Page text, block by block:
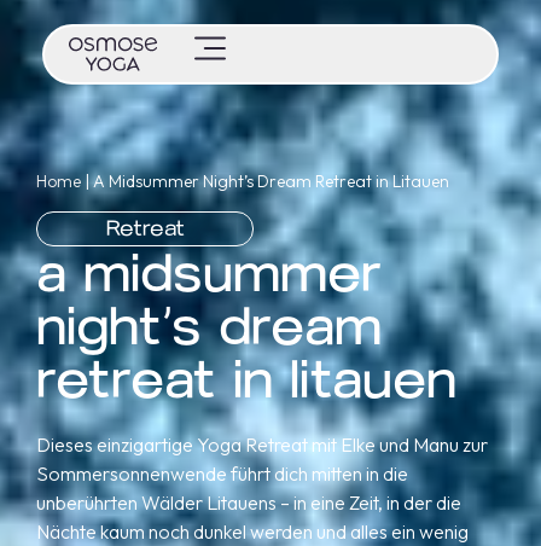
Home |A Midsummer Night’s Dream Retreat in Litauen
Retreat
a midsummer
night’s dream
retreat in litauen
Dieses einzigartige Yoga Retreat mit Elke und Manu zur
Sommersonnenwende führt dich mitten in die
unberührten Wälder Litauens – in eine Zeit, in der die
Nächte kaum noch dunkel werden und alles ein wenig